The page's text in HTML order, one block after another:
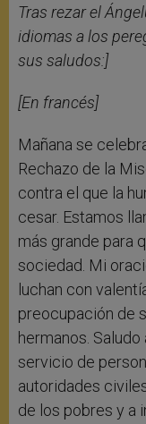
Tras rezar el
idiomas a los
sus saludos:]
[En francés]
Mañana se
Rechazo de la
contra el que la
cesar. Estamos
más grande para
sociedad. Mi
luchan con
preocupación de
hermanos.
servicio de
autoridades
de los pobres y a